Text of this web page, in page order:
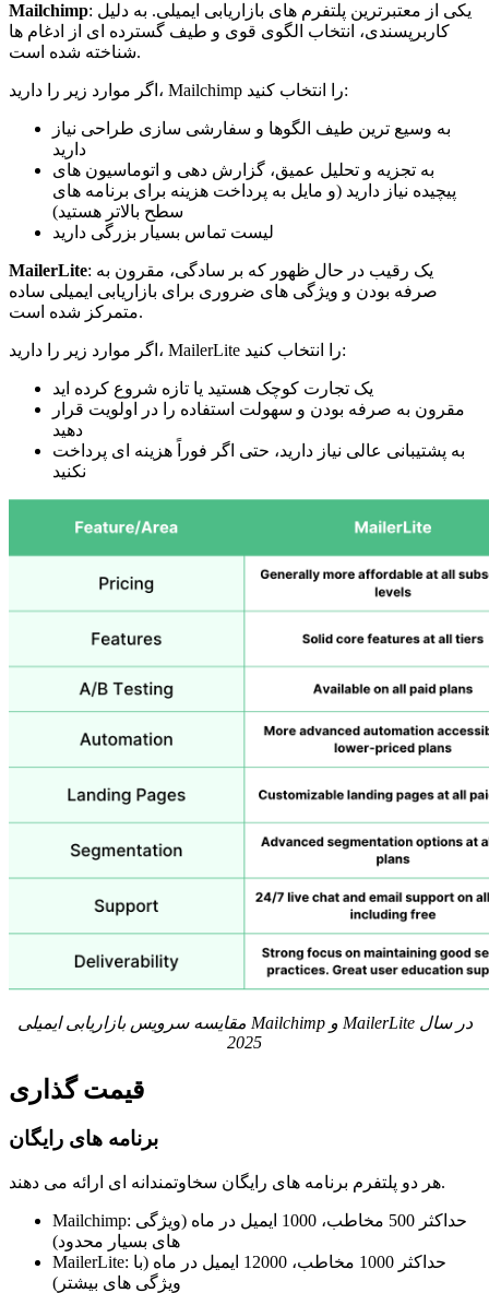
Mailchimp: یکی از معتبرترین پلتفرم های بازاریابی ایمیلی. به دلیل
کاربرپسندی، انتخاب الگوی قوی و طیف گسترده ای از ادغام ها
شناخته شده است.
اگر موارد زیر را دارید، Mailchimp را انتخاب کنید:
به وسیع ترین طیف الگوها و سفارشی سازی طراحی نیاز
دارید
به تجزیه و تحلیل عمیق، گزارش دهی و اتوماسیون های
پیچیده نیاز دارید (و مایل به پرداخت هزینه برای برنامه های
سطح بالاتر هستید)
لیست تماس بسیار بزرگی دارید
MailerLite: یک رقیب در حال ظهور که بر سادگی، مقرون به
صرفه بودن و ویژگی های ضروری برای بازاریابی ایمیلی ساده
متمرکز شده است.
اگر موارد زیر را دارید، MailerLite را انتخاب کنید:
یک تجارت کوچک هستید یا تازه شروع کرده اید
مقرون به صرفه بودن و سهولت استفاده را در اولویت قرار
دهید
به پشتیبانی عالی نیاز دارید، حتی اگر فوراً هزینه ای پرداخت
نکنید
مقایسه سرویس بازاریابی ایمیلی Mailchimp و MailerLite در سال
2025
قیمت گذاری
برنامه های رایگان
هر دو پلتفرم برنامه های رایگان سخاوتمندانه ای ارائه می دهند.
Mailchimp: حداکثر 500 مخاطب، 1000 ایمیل در ماه (ویژگی
های بسیار محدود)
MailerLite: حداکثر 1000 مخاطب، 12000 ایمیل در ماه (با
ویژگی های بیشتر)